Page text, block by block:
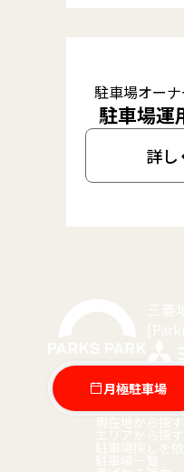
駐車場オー
駐車場運
詳し
月極駐車場
現在地から探す